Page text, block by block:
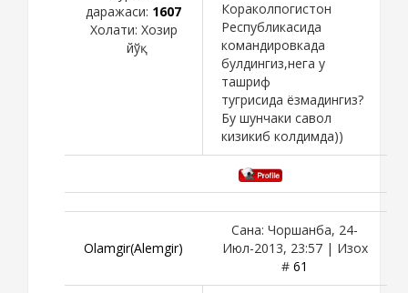
даражаси: 1607
Холати: Хозир
йўқ
Кораколпогистон
Республикасида
командировкада
булдингиз,нега у
ташриф
тугрисида ёзмадингиз?
Бу шунчаки савол
кизикиб колдимда))
Olamgir(Alemgir)
Сана: Чоршанба, 24-
Июл-2013, 23:57 | Изох
# 61